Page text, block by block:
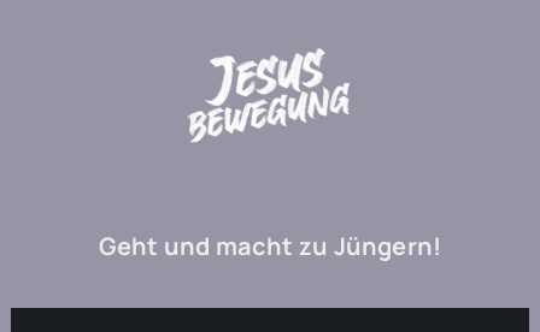
Geht und macht zu Jüngern!